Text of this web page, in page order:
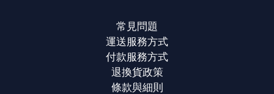
常見問題
運送服務方式
付款服務方式
退換貨政策
條款與細則